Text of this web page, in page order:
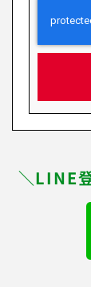
＼LINE